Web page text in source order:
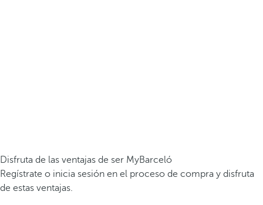
Disfruta de las ventajas de ser MyBarceló
Regístrate o inicia sesión en el proceso de compra y disfruta
de estas ventajas.